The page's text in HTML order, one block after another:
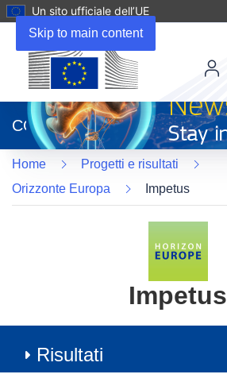
Skip to main content
Un sito ufficiale dell’UE
apre
in
una
nuova
finestra)
CORDIS
Home
Progetti e risultati
Orizzonte Europa
Impetus
Impetus
Risultati